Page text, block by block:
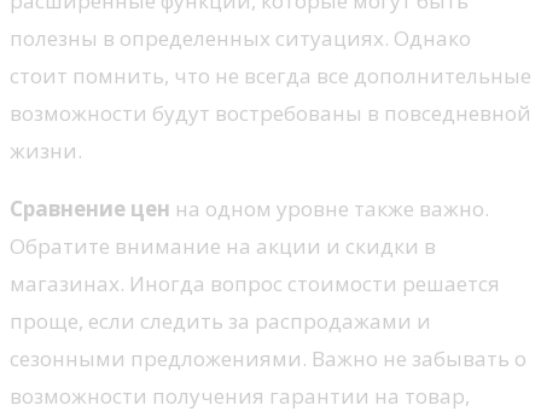
полезны в определенных ситуациях. Однако
стоит помнить, что не всегда все дополнительные
возможности будут востребованы в повседневной
жизни.
Сравнение цен на одном уровне также важно.
Обратите внимание на акции и скидки в
магазинах. Иногда вопрос стоимости решается
проще, если следить за распродажами и
сезонными предложениями. Важно не забывать о
возможности получения гарантии на товар,